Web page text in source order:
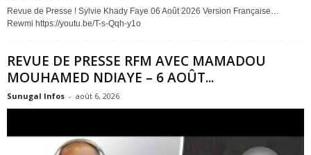
Revue de Presse ! Sylvie Khady Faye 06 Août 2026 Version Française…
Rewmi https://youtu.be/T-s-Qqh-y1o
REVUE DE PRESSE RFM AVEC MAMADOU
MOUHAMED NDIAYE – 6 AOÛT...
Sunugal Infos - août 6, 2026